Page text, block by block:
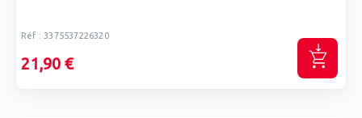
Réf : 3375537226320
21,90 €